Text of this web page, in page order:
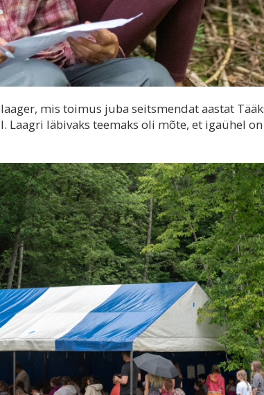
mis toimus juba seitsmendat aastat
läbivaks teemaks oli mõte, et igaühel on